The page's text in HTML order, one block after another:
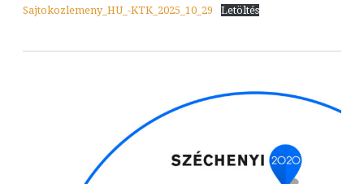
Sajtokozlemeny_HU_-KTK_2025_10_29 Letöltés